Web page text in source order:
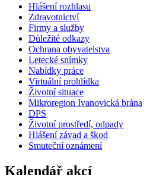
Hlášení rozhlasu
Zdravotnictví
Firmy a služby
Důležité odkazy
Ochrana obyvatelstva
Letecké snímky
Nabídky práce
Virtuální prohlídka
Životní situace
Mikroregion Ivanovická brána
DPS
Životní prostředí, odpady
Hlášení závad a škod
Smuteční oznámení
Kalendář akcí